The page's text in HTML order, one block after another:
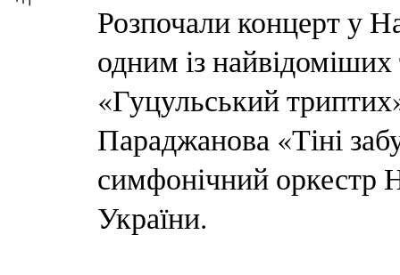
Розпочали концерт у
одним із
«Гуцульський
Параджанова «Тіні
симфонічний оркестр
України.